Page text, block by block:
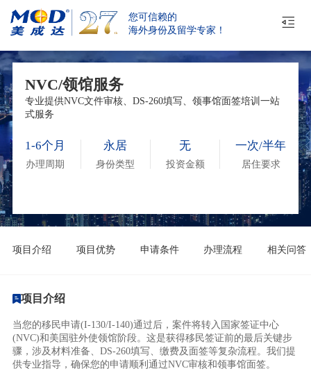
您可信赖的
海外身份及留学专家！
NVC/领馆服务
专业提供NVC文件审核、DS-260填写、领事馆面签培训一站
式服务
1-6个月
办理周期
永居
身份类型
无
投资金额
一次/半年
居住要求
项目介绍 项目优势 申请条件 办理流程 相关问答
项目介绍
当您的移民申请(I-130/I-140)通过后，案件将转入国家签证中心
(NVC)和美国驻外使领馆阶段。这是获得移民签证前的最后关键步
骤，涉及材料准备、DS-260填写、缴费及面签等复杂流程。我们提
供专业指导，确保您的申请顺利通过NVC审核和领事馆面签。